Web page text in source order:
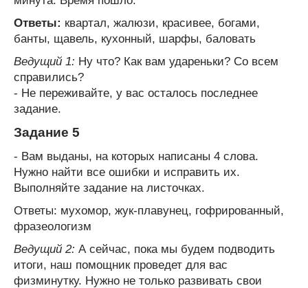
Ответы: квартал, жалюзи, красивее, богами,
банты, щавель, кухонный, шарфы, баловать
Ведущий 1: Ну что? Как вам удареньки? Со всем
справились?
- Не переживайте, у вас осталось последнее
задание.
Задание 5
- Вам выданы, на которых написаны 4 слова.
Нужно найти все ошибки и исправить их.
Выполняйте задание на листочках.
Ответы: мухомор, жук-плавунец, гофрированный,
фразеологизм
Ведущий 2: А сейчас, пока мы будем подводить
итоги, наш помощник проведет для вас
физминутку. Нужно не только развивать свои